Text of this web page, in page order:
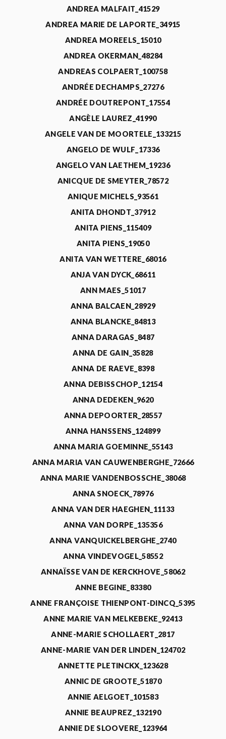
ANDREA MALFAIT_41529
ANDREA MARIE DE LAPORTE_34915
ANDREA MOREELS_15010
ANDREA OKERMAN_48284
ANDREAS COLPAERT_100758
ANDRÉE DECHAMPS_27276
ANDRÉE DOUTREPONT_17554
ANGÈLE LAUREZ_41990
ANGELE VAN DE MOORTELE_133215
ANGELO DE WULF_17336
ANGELO VAN LAETHEM_19236
ANICQUE DE SMEYTER_78572
ANIQUE MICHELS_93561
ANITA DHONDT_37912
ANITA PIENS_115409
ANITA PIENS_19050
ANITA VAN WETTERE_68016
ANJA VAN DYCK_68611
ANN MAES_51017
ANNA BALCAEN_28929
ANNA BLANCKE_84813
ANNA DARAGAS_8487
ANNA DE GAIN_35828
ANNA DE RAEVE_8398
ANNA DEBISSCHOP_12154
ANNA DEDEKEN_9620
ANNA DEPOORTER_28557
ANNA HANSSENS_124899
ANNA MARIA GOEMINNE_55143
ANNA MARIA VAN CAUWENBERGHE_72666
ANNA MARIE VANDENBOSSCHE_38068
ANNA SNOECK_78976
ANNA VAN DER HAEGHEN_11133
ANNA VAN DORPE_135356
ANNA VANQUICKELBERGHE_2740
ANNA VINDEVOGEL_58552
ANNAÏSSE VAN DE KERCKHOVE_58062
ANNE BEGINE_83380
ANNE FRANÇOISE THIENPONT-DINCQ_5395
ANNE MARIE VAN MELKEBEKE_92413
ANNE-MARIE SCHOLLAERT_2817
ANNE-MARIE VAN DER LINDEN_124702
ANNETTE PLETINCKX_123628
ANNIC DE GROOTE_51870
ANNIE AELGOET_101583
ANNIE BEAUPREZ_132190
ANNIE DE SLOOVERE_123964